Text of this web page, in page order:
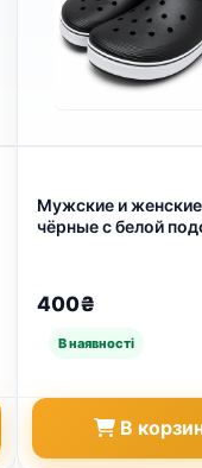
Мужские и
чёрные с белой
400₴
В